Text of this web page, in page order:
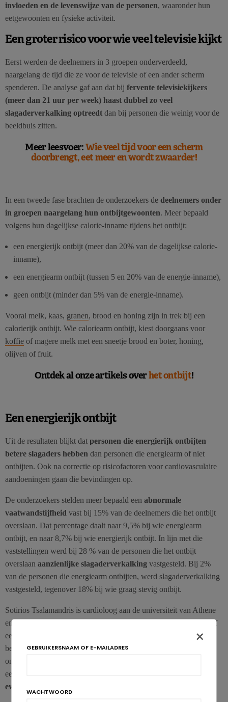
invloeden en de levenswijze van de personen, waaronder hun
eetgewoonten en fysieke activiteit.
Een groter risico voor wie veel televisie kijkt
Eerst werden de deelnemers in 3 groepen onderverdeeld,
naargelang de tijd die ze voor de televisie of een ander scherm
spenderen. De analyse gaf aan dat bij fervente televisiekijkers
(meer dan 21 uur per week) haast dubbel zo veel
slagaderverkalking optreedt dan bij personen die weinig voor de
beeldbuis zitten.
Meer leesvoer:Wie veel tijd voor een scherm
doorbrengt, eet meer en wordt zwaarder!
In een tweede fase brachten de onderzoekers de deelnemers onder
in groepen naargelang hun ontbijtgewoonten. Meer bepaald
volgens hun dagelijkse calorie-inname tijdens het ontbijt:
een energierijk ontbijt (meer dan 20% van de dagelijkse calorie-
inname),
een energiearm ontbijt (tussen 5 en 20% van de energie-inname),
geen ontbijt (minder dan 5% van de energie-inname).
Vooral melk, kaas, granen, brood en honing zijn in trek bij een
calorierijk ontbijt. Wie caloriearm ontbijt, kiest doorgaans voor
koffie of magere melk met een sneetje brood en boter, honing,
olijven of fruit.
Ontdek al onze artikels overhet ontbijt!
Een energierijk ontbijt
Uit de resultaten blijkt dat personen die energierijk ontbijten
betere slagaders hebben dan personen die energiearm of niet
ontbijten. Ook na correctie op risicofactoren voor cardiovasculaire
aandoeningen gaan die bevindingen op.
De onderzoekers stelden meer bepaald een abnormale
vaatwandstijfheid vast bij 15% van de deelnemers die het ontbijt
overslaan. Dat percentage daalt naar 9,5% bij wie energiearm
ontbijt, en naar 8,7% bij wie energierijk ontbijt. In lijn met die
vaststellingen werd bij 28 % van de personen die het ontbijt
overslaan aanzienlijke slagaderverkalking vastgesteld. Bij 2%
van de personen die energiearm ontbijten, werd slagaderverkalking
vastgesteld, tegenover 18% bij wie graag stevig ontbijt.
Sotirios Tsalamandris is cardioloog aan de universiteit van Athene
en hoofdauteur van dit onderzoek. Hij wijst erop dat de steekproef
een
bevindingen ook opgaan bij andere eetgewoonten. Hoewel dit
onderzoek geen oorzakelijk verband blootlegt, geeft het nog maar
eens aan
evenwichtig eetpatroon
×
GEBRUIKERSNAAM OF E-MAILADRES
WACHTWOORD